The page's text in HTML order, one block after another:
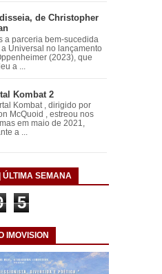
de Christopher
a parceria bem-sucedida
a Universal no lançamento
(2023), que
a ...
Kombat 2
Kombat , dirigido por
McQuoid , estreou nos
em maio de 2021,
a ...
ÚLTIMA SEMANA
5
IMOVISION